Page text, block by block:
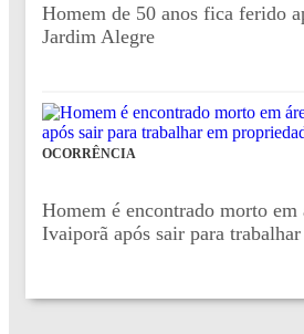
Homem de 50 anos fica ferido
Jardim Alegre
OCORRÊNCIA
Homem é encontrado morto em
Ivaiporã após sair para